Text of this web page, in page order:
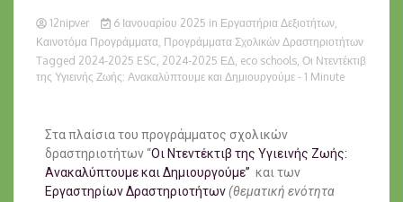
12nipver 6 Ιανουαρίου 2025 in Εργαστήρια Δεξιοτήτων,
Καινοτόμα Προγράμματα, Προγράμματα Σχολικών Δραστηριοτήτων
Tagged 2024-2025 ESC, 2024-2025 ΕΔ, eco schools, Οι Ντεντέκτιβ
της Υγιεινής Ζωής: Ανακαλύπτουμε και Δημιουργούμε - 1 Minute
Στα πλαίσια του προγράμματος σχολικών
δραστηριοτήτων “Οι Ντεντέκτιβ της Υγιεινής Ζωής:
Ανακαλύπτουμε και Δημιουργούμε” και των
Εργαστηρίων Δραστηριοτήτων(θεματική ενότητα